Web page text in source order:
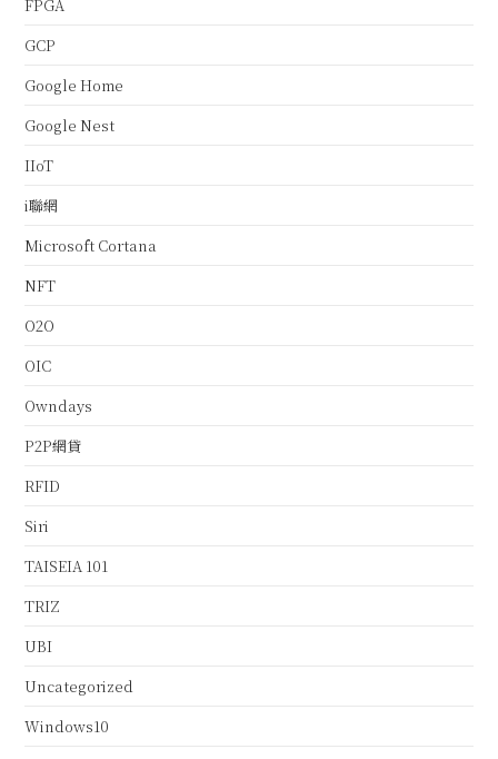
FPGA
GCP
Google Home
Google Nest
IIoT
i聯網
Microsoft Cortana
NFT
O2O
OIC
Owndays
P2P網貸
RFID
Siri
TAISEIA 101
TRIZ
UBI
Uncategorized
Windows10